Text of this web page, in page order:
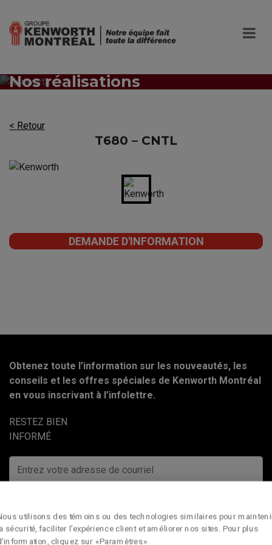
Nos réalisations
< Retour
T680 – CNTL
DEMANDE D'INFORMATION
Obtenez toute l’information sur les nouveautés, les
conseils et les offres spéciales de Kenworth Montréal
en vous inscrivant à l’infolettre.
RESTEZ BIEN
INFORMÉ
utilisons des témoins ou des technologies similaires pour
sécurité, faciliter l’expérience client et améliorer nos sites. Pour plus
cliquez sur « Paramètres ».